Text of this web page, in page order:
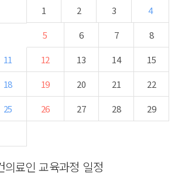
1 2 3
4
5
6 7
8
11 12 13 14
15
18 19 20 21
22
25 26 27 28
29
의료인 교육과정 일정